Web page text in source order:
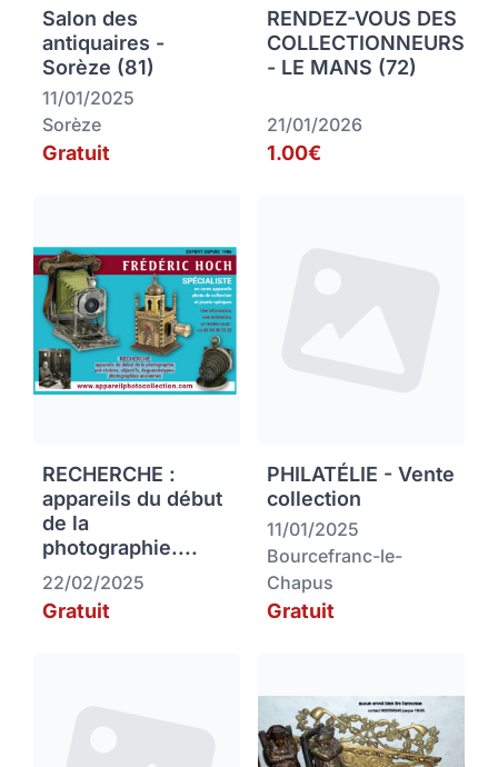
Salon des
antiquaires -
Sorèze (81)
11/01/2025
Sorèze
Gratuit
RENDEZ-VOUS DES
COLLECTIONNEURS
- LE MANS (72)
21/01/2026
1.00€
RECHERCHE :
appareils du début
de la
photographie....
22/02/2025
Gratuit
PHILATÉLIE - Vente
collection
11/01/2025
Bourcefranc-le-
Chapus
Gratuit